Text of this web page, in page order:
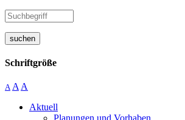
suchen
Schriftgröße
A A A
Aktuell
Planungen und Vorhaben